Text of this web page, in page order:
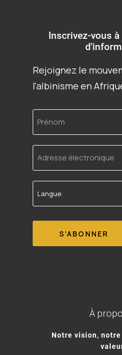
Inscrivez-vous
Rejoignez le
l'albinisme en
Prénom
Adresse
électronique
Langue
À
Notre vision,